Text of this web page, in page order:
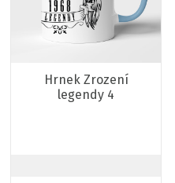
Hrnek Zrození
legendy 4